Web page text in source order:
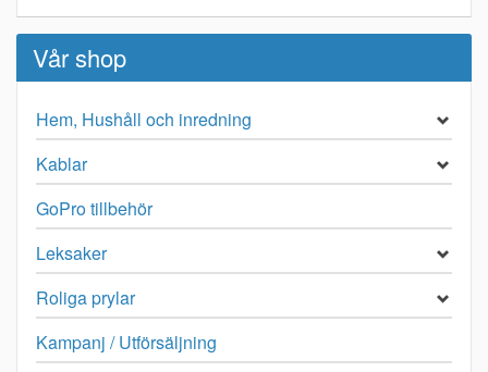
Vår shop
Hem, Hushåll och inredning
Kablar
GoPro tillbehör
Leksaker
Roliga prylar
Kampanj / Utförsäljning